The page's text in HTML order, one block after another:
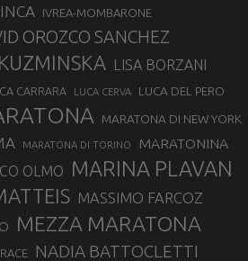
IVREA-MOMBARONE
OROZCO SANCHEZ
LISA BORZANI
CARRARA LUCA CERVA LUCA DEL PERO
MARATONA DI NEW YORK
MARATONA DI TORINO MARATONINA
OLMO MARINA PLAVAN
MASSIMO FARCOZ
MEZZA MARATONA
NADIA BATTOCLETTI